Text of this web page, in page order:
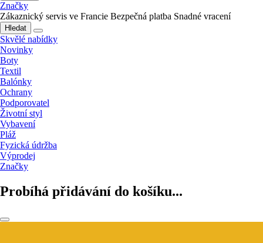
Značky
Zákaznický servis ve Francie Bezpečná platba Snadné vracení
Hledat
Skvělé nabídky
Novinky
Boty
Textil
Balónky
Ochrany
Podporovatel
Životní styl
Vybavení
Pláž
Fyzická údržba
Výprodej
Značky
Probíhá přidávání do košíku...